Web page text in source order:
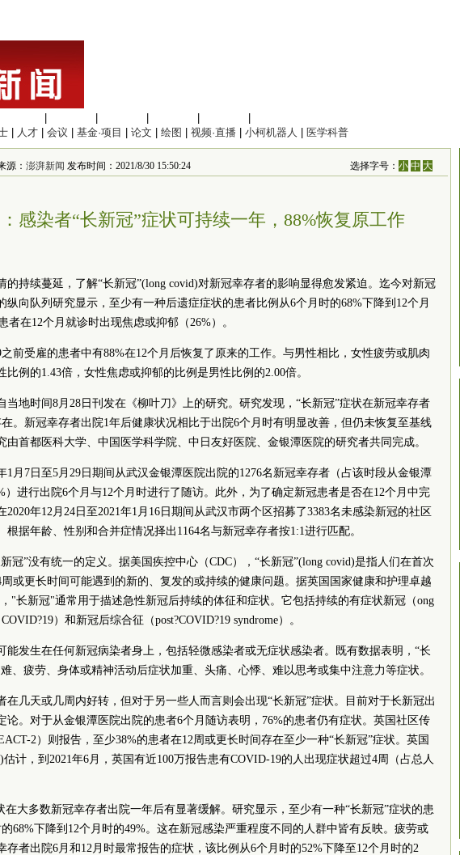
人才 会议 基金·项目 论文 绘图 视频·直播 小柯机器人 医学科普
源： 澎湃新闻 发布时间：2021/8/30 15:50:24 选择字号：小 中 大
感染者“长新冠”症状可持续一年，88%恢复原工作
的持续蔓延，了解“长新冠”(long covid)对新冠幸存者的影响显得愈发紧迫。迄今对新冠
纵向队列研究显示，至少有一种后遗症症状的患者比例从6个月时的68%下降到12个月
者在12个月就诊时出现焦虑或抑郁（26%）。
前受雇的患者中有88%在12个月后恢复了原来的工作。与男性相比，女性疲劳或肌肉
比例的1.43倍，女性焦虑或抑郁的比例是男性比例的2.00倍。
当地时间8月28日刊发在《柳叶刀》上的研究。研究发现，“长新冠”症状在新冠幸存者
。新冠幸存者出院1年后健康状况相比于出院6个月时有明显改善，但仍未恢复至基线
由首都医科大学、中国医学科学院、中日友好医院、金银潭医院的研究者共同完成。
1月7日至5月29日期间从武汉金银潭医院出院的1276名新冠幸存者（占该时段从金银潭
）进行出院6个月与12个月时进行了随访。此外，为了确定新冠患者是否在12个月中完
2020年12月24日至2021年1月16日期间从武汉市两个区招募了3383名未感染新冠的社区
根据年龄、性别和合并症情况择出1164名与新冠幸存者按1:1进行匹配。
冠”没有统一的定义。据美国疾控中心（CDC），“长新冠”(long covid)是指人们在首次
或更长时间可能遇到的新的、复发的或持续的健康问题。据英国国家健康和护理卓越
"长新冠"通常用于描述急性新冠后持续的体征和症状。它包括持续的有症状新冠（ong
）和新冠后综合征（post?COVID?19 syndrome）。
能发生在任何新冠病染者身上，包括轻微感染者或无症状感染者。既有数据表明，“长
、疲劳、身体或精神活动后症状加重、头痛、心悸、难以思考或集中注意力等症状。
在几天或几周内好转，但对于另一些人而言则会出现“长新冠”症状。目前对于长新冠出
论。对于从金银潭医院出院的患者6个月随访表明，76%的患者仍有症状。英国社区传
2）则报告，至少38%的患者在12周或更长时间存在至少一种“长新冠”症状。英国
估计，到2021年6月，英国有近100万报告患有COVID-19的人出现症状超过4周（占总人
在大多数新冠幸存者出院一年后有显著缓解。研究显示，至少有一种“长新冠”症状的患
68%下降到12个月时的49%。这在新冠感染严重程度不同的人群中皆有反映。疲劳或
存者出院6月和12月时最常报告的症状，该比例从6个月时的52%下降至12个月时的2